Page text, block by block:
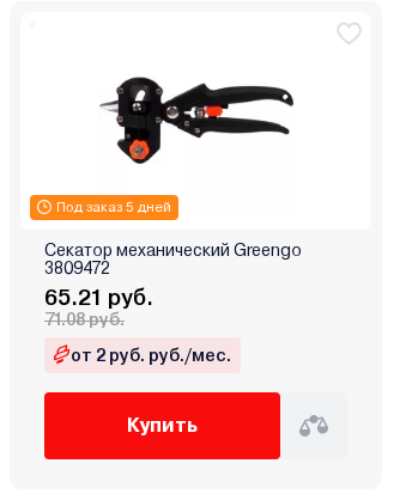
Под заказ 5 дней
Секатор механический Greengo
3809472
65.21 руб.
71.08 руб.
от 2 руб. руб./мес.
Купить